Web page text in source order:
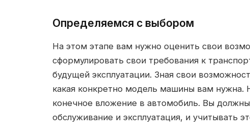
Определяемся с выбором
На этом этапе вам нужно оценить свои
сформулировать свои требования к
будущей эксплуатации. Зная свои
какая конкретно модель машины вам нужна.
конечное вложение в автомобиль. Вы
обслуживание и эксплуатация, и учитывать